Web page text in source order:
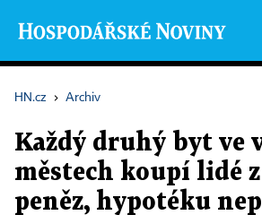
HN.cz › Archiv
Každý druhý byt ve
městech koupí lidé
peněz, hypotéku